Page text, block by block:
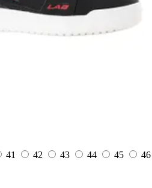
41 42 43 44 45
46